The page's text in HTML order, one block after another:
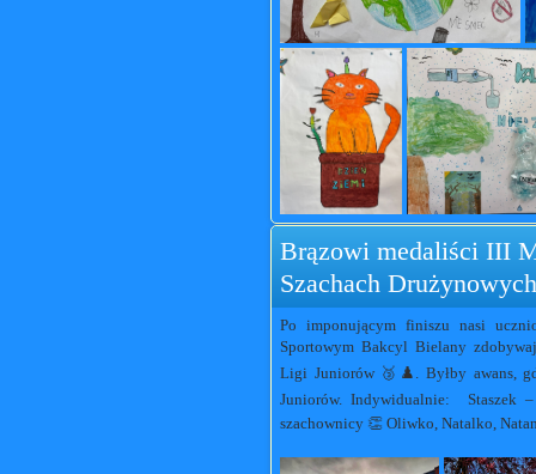
Brązowi medaliści III
Szachach
Po imponującym finiszu nasi
Sportowym Bakcyl Bielany
Ligi Juniorów 🥉♟️. Byłby awans,
Juniorów. Indywidualnie: Staszek
szachownicy 👏 Oliwko, Natalko,